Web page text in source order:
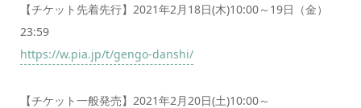
【チケット先着先行】2021年2月18日(木)10:00～19日（金）
23:59
https://w.pia.jp/t/gengo-danshi/
【チケット一般発売】2021年2月20日(土)10:00～